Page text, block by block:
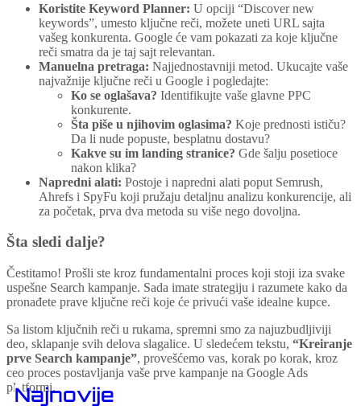
Koristite Keyword Planner: U opciji “Discover new
keywords”, umesto ključne reči, možete uneti URL sajta
vašeg konkurenta. Google će vam pokazati za koje ključne
reči smatra da je taj sajt relevantan.
Manuelna pretraga: Najjednostavniji metod. Ukucajte vaše
najvažnije ključne reči u Google i pogledajte:
Ko se oglašava? Identifikujte vaše glavne PPC
konkurente.
Šta piše u njihovim oglasima? Koje prednosti ističu?
Da li nude popuste, besplatnu dostavu?
Kakve su im landing stranice? Gde šalju posetioce
nakon klika?
Napredni alati: Postoje i napredni alati poput Semrush,
Ahrefs i SpyFu koji pružaju detaljnu analizu konkurencije, ali
za početak, prva dva metoda su više nego dovoljna.
Šta sledi dalje?
Čestitamo! Prošli ste kroz fundamentalni proces koji stoji iza svake
uspešne Search kampanje. Sada imate strategiju i razumete kako da
pronađete prave ključne reči koje će privući vaše idealne kupce.
Sa listom ključnih reči u rukama, spremni smo za najuzbudljiviji
deo, sklapanje svih delova slagalice. U sledećem tekstu, “Kreiranje
prve Search kampanje”, provešćemo vas, korak po korak, kroz
ceo proces postavljanja vaše prve kampanje na Google Ads
platformi.
Najnovije